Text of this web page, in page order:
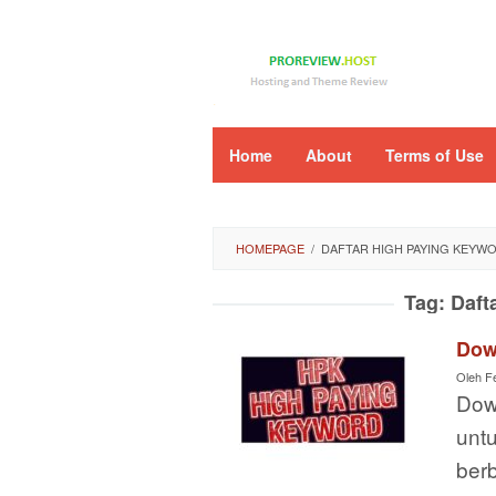
Home About Terms of Use
HOMEPAGE / DAFTAR HIGH PAYING
Tag:
Oleh